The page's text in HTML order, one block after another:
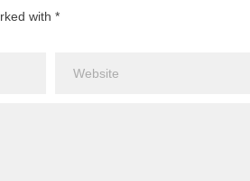
with *